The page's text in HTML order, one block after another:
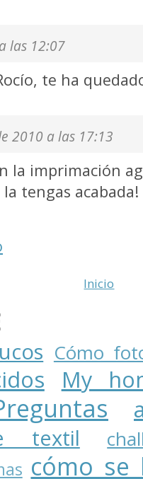
las 12:07
te ha
2010 a las 17:13
la imprimación
tengas
Inicio
Cómo
My
textil
cómo se